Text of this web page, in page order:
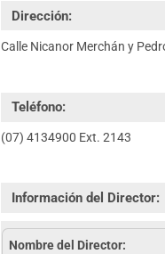
Dirección:
Calle Nicanor Merchán y
Teléfono:
(07) 4134900 Ext. 2143
Información del Director:
Nombre del Director: